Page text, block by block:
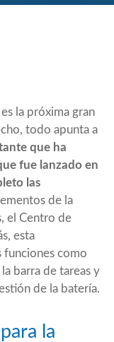
es la próxima gran
todo apunta a
que ha
fue lanzado en
las
de la
el Centro de
esta
funciones como
barra de tareas y
de la batería.
la